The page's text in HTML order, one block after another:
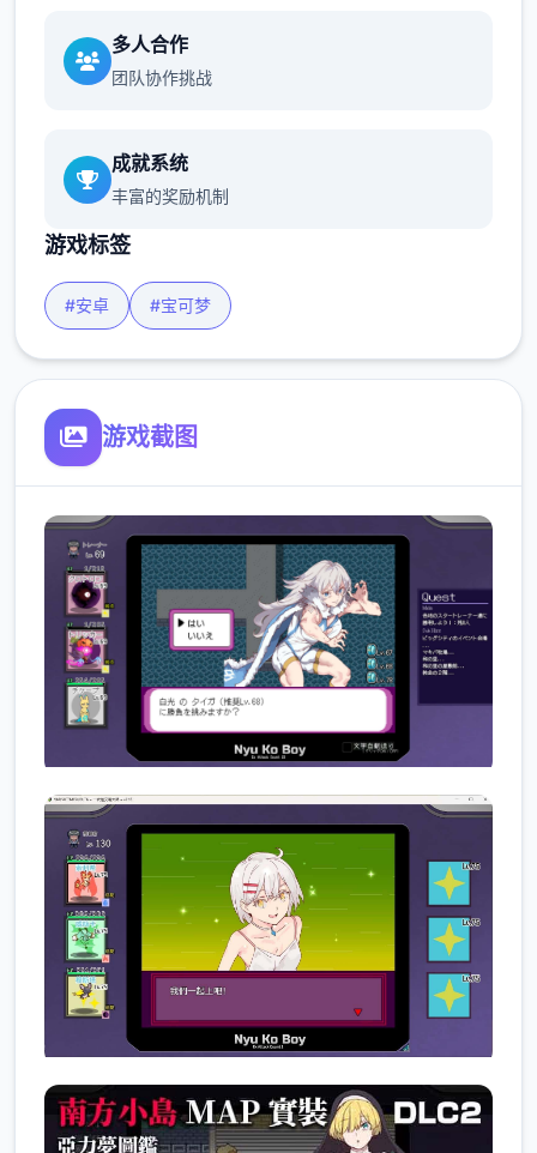
多人合作
团队协作挑战
成就系统
丰富的奖励机制
游戏标签
#安卓 #宝可梦
游戏截图